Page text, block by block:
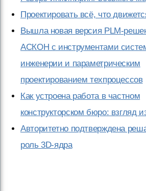
Проектировать всё, что
Вышла новая версия PLM-
АСКОН с инструментами
инженерии и параметрическим
проектированием техпроцессов
Как устроена работа в частном
конструкторском бюро: взгляд
Авторитетно подтверждена
роль 3D-ядра